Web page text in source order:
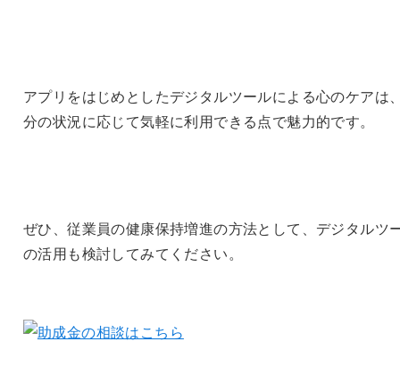
アプリをはじめとしたデジタルツールによる心のケアは
分の状況に応じて気軽に利用できる点で魅力的です。
ぜひ、従業員の健康保持増進の方法として、デジタルツ
の活用も検討してみてください。